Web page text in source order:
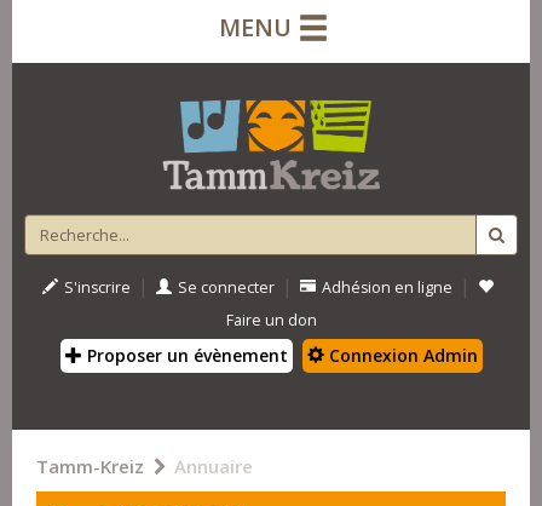
MENU
S'inscrire | Se connecter | Adhésion en ligne |
Faire un don
Proposer un évènement Connexion Admin
Tamm-Kreiz Annuaire